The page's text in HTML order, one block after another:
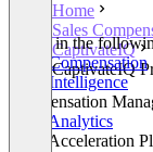
Home
Sales
CaptivateIQ
CaptivateIQ
Listed in the
Sales Compensation
Sales Intelligence
Compensation
Sales Analytics
Sales Acceleration